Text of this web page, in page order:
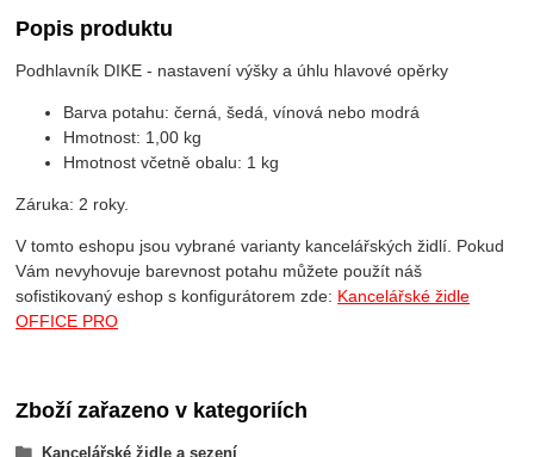
Popis produktu
Podhlavník DIKE - nastavení výšky a úhlu hlavové opěrky
Barva potahu: černá, šedá, vínová nebo modrá
Hmotnost: 1,00 kg
Hmotnost včetně obalu: 1 kg
Záruka: 2 roky.
V tomto eshopu jsou vybrané varianty kancelářských židlí. Pokud
Vám nevyhovuje barevnost potahu můžete použít náš
sofistikovaný eshop s konfigurátorem zde: Kancelářské židle
OFFICE PRO
Zboží zařazeno v kategoriích
Kancelářské židle a sezení